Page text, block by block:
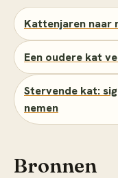
Kattenjaren naar
Een oudere kat
Stervende kat:
nemen
Bronnen